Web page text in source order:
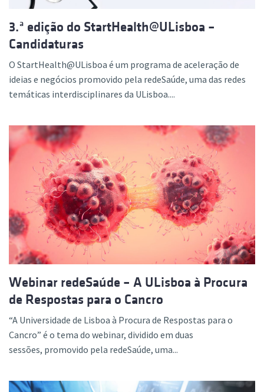
3.ª edição do StartHealth@ULisboa –
Candidaturas
O StartHealth@ULisboa é um programa de aceleração de
ideias e negócios promovido pela redeSaúde, uma das redes
temáticas interdisciplinares da ULisboa....
Webinar redeSaúde – A ULisboa à Procura
de Respostas para o Cancro
“A Universidade de Lisboa à Procura de Respostas para o
Cancro” é o tema do webinar, dividido em duas
sessões, promovido pela redeSaúde, uma...